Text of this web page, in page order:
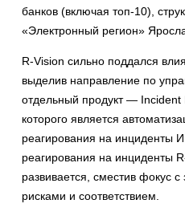
банков (включая топ-10),
«Электронный регион»
R-Vision сильно поддался
выделив направление по
отдельный продукт —
которого является
реагирования на инциденты
реагирования на инциденты
развивается, сместив фокус
рисками и соответствием.